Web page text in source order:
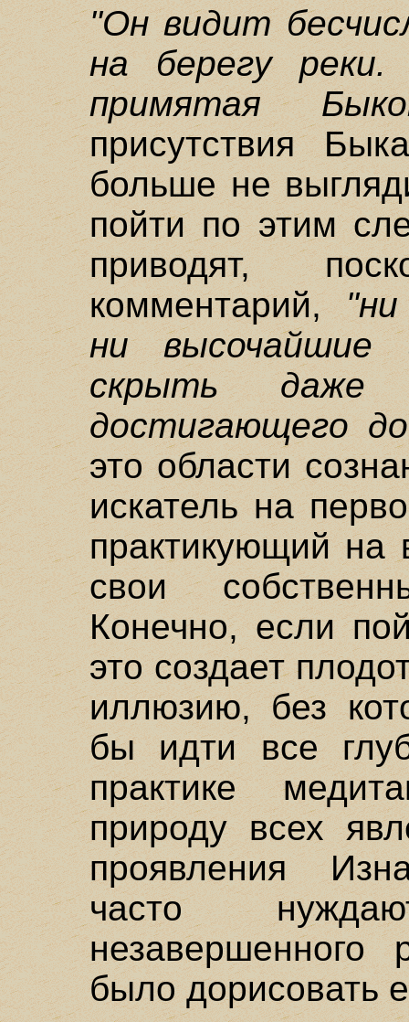
"Он видит
на берегу
примятая
присутствия
больше не
пойти по этим
приводят,
комментарий,
ни
скрыть
достигающего
это области
искатель на
практикующий на
свои
Конечно, если
это создает
иллюзию, без
бы идти все
практике
природу всех
проявления
часто
незавершенного
было дорисовать